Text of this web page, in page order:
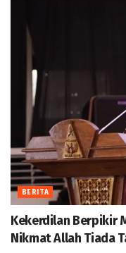
BERITA
Kekerdilan Berpikir
Nikmat Allah Tiada